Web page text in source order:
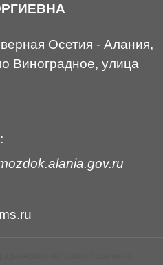
Осетия - Алания,
Виноградное, улица